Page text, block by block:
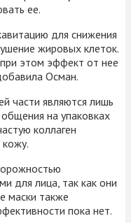
ее.
для снижения
жировых клеток.
этом эффект от нее
Осман.
части являются лишь
на упаковках
коллаген
кожу.
для лица, так как они
маски также
пока нет.